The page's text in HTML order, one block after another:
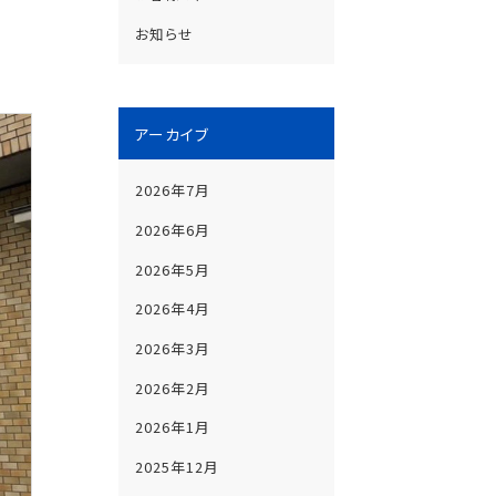
お知らせ
アーカイブ
2026年7月
2026年6月
2026年5月
2026年4月
2026年3月
2026年2月
2026年1月
2025年12月